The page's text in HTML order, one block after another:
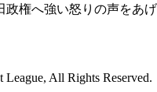
権へ強い怒りの声をあ
All Rights Reserved.